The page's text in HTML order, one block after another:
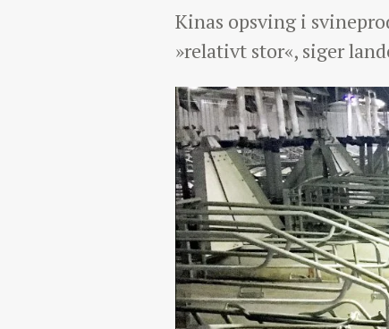
Kinas opsving i
»relativt stor«, siger